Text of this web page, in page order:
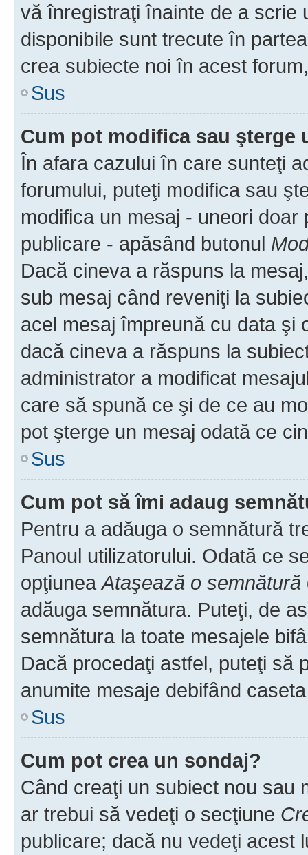
vă înregistraţi înainte de a scrie
disponibile sunt trecute în
crea subiecte noi în acest
Sus
Cum pot modifica sau şterge
În afara cazului în care sunteţi
forumului, puteţi modifica sau
modifica un mesaj - uneori
publicare - apăsând butonul
Dacă cineva a răspuns la
sub mesaj când reveniţi la
acel mesaj împreună cu data şi
dacă cineva a răspuns la
administrator a modificat
care să spună ce şi de ce au
pot şterge un mesaj odată ce
Sus
Cum pot să îmi adaug
Pentru a adăuga o semnătură
Panoul utilizatorului. Odată ce
opţiuneaAtaşează o semnătură
adăuga semnătura. Puteţi, de
semnătura la toate mesajele
Dacă procedaţi astfel, puteţi să
anumite mesaje debifând
Sus
Cum pot crea un sondaj?
Când creaţi un subiect nou sau
ar trebui să vedeţi o secţiune
publicare; dacă nu vedeţi acest